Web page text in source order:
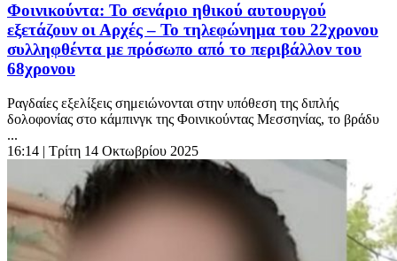
Φοινικούντα: Το σενάριο ηθικού αυτουργού
εξετάζουν οι Αρχές – Το τηλεφώνημα του 22χρονου
συλληφθέντα με πρόσωπο από το περιβάλλον του
68χρονου
Ραγδαίες εξελίξεις σημειώνονται στην υπόθεση της διπλής
δολοφονίας στο κάμπινγκ της Φοινικούντας Μεσσηνίας, το βράδυ
...
16:14 | Τρίτη 14 Οκτωβρίου 2025